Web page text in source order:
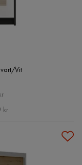
Vit
kr